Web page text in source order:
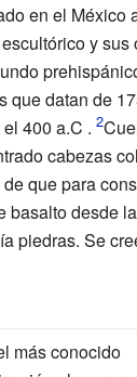
en el México
y
que datan de
400 a.C .
cabezas
que para
desde
piedras. Se
más conocido